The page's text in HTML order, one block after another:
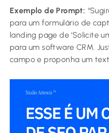
Exemplo de Prompt:
para um formulário de
landing page de ‘Solicite
para um software CRM.
campo e proponha um